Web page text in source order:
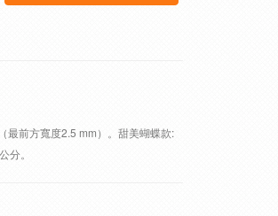
最前方寬度2.5 mm）。甜美蝴蝶款:
。